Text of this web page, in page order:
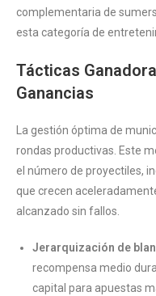
complementaria de
esta categoría de
Tácticas
Ganancias
La gestión óptima de
rondas productivas. Este
el número de proyectiles,
que crecen
alcanzado sin fallos.
Jerarquización de
recompensa medio
capital para apuestas